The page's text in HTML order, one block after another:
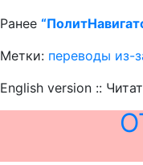
Ранее
Метки: переводы из-
English version ::